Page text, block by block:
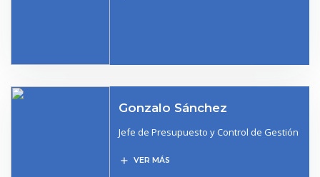
Gonzalo Sánchez
Jefe de Presupuesto y Control de Gestión
add VER MÁS